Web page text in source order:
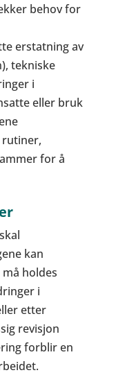
behov for
erstatning av
tekniske
i
eller bruk
for å
kan
holdes
i
etter
revisjon
forblir en